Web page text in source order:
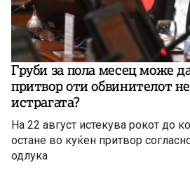
Груби за пола месец може
притвор оти обвинителот
истрагата?
На 22 август истекува рокот до
остане во куќен притвор
одлука